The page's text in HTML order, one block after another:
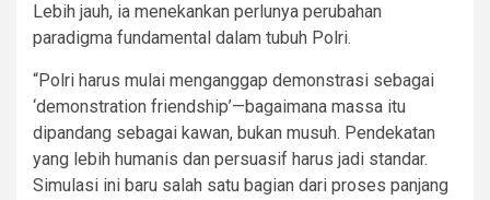
Lebih jauh, ia menekankan perlunya perubahan
paradigma fundamental dalam tubuh Polri.
“Polri harus mulai menganggap demonstrasi sebagai
‘demonstration friendship’—bagaimana massa itu
dipandang sebagai kawan, bukan musuh. Pendekatan
yang lebih humanis dan persuasif harus jadi standar.
Simulasi ini baru salah satu bagian dari proses panjang